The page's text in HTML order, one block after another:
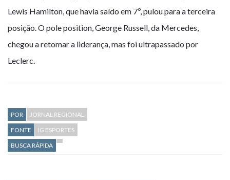
Lewis Hamilton, que havia saído em 7º, pulou para a terceira
posição. O pole position, George Russell, da Mercedes,
chegou a retomar a liderança, mas foi ultrapassado por
Leclerc.
POR
JORNAL REGIONAL
FONTE
IG ESPORTES
BUSCA RÁPIDA